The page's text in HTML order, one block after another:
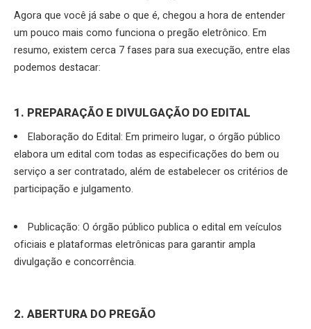
Agora que você já sabe o que é, chegou a hora de entender
um pouco mais como funciona o pregão eletrônico. Em
resumo, existem cerca 7 fases para sua execução, entre elas
podemos destacar:
1. PREPARAÇÃO E DIVULGAÇÃO DO EDITAL
Elaboração do Edital: Em primeiro lugar, o órgão público
elabora um edital com todas as especificações do bem ou
serviço a ser contratado, além de estabelecer os critérios de
participação e julgamento.
Publicação: O órgão público publica o edital em veículos
oficiais e plataformas eletrônicas para garantir ampla
divulgação e concorrência.
2. ABERTURA DO PREGÃO